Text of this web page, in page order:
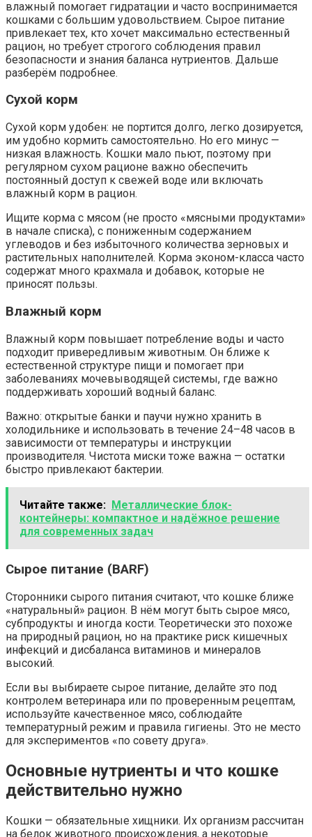
влажный помогает гидратации и часто воспринимается
кошками с большим удовольствием. Сырое питание
привлекает тех, кто хочет максимально естественный
рацион, но требует строгого соблюдения правил
безопасности и знания баланса нутриентов. Дальше
разберём подробнее.
Сухой корм
Сухой корм удобен: не портится долго, легко дозируется,
им удобно кормить самостоятельно. Но его минус —
низкая влажность. Кошки мало пьют, поэтому при
регулярном сухом рационе важно обеспечить
постоянный доступ к свежей воде или включать
влажный корм в рацион.
Ищите корма с мясом (не просто «мясными продуктами»
в начале списка), с пониженным содержанием
углеводов и без избыточного количества зерновых и
растительных наполнителей. Корма эконом-класса часто
содержат много крахмала и добавок, которые не
приносят пользы.
Влажный корм
Влажный корм повышает потребление воды и часто
подходит привередливым животным. Он ближе к
естественной структуре пищи и помогает при
заболеваниях мочевыводящей системы, где важно
поддерживать хороший водный баланс.
Важно: открытые банки и паучи нужно хранить в
холодильнике и использовать в течение 24–48 часов в
зависимости от температуры и инструкции
производителя. Чистота миски тоже важна — остатки
быстро привлекают бактерии.
Читайте также: Металлические блок-
контейнеры: компактное и надёжное решение
для современных задач
Сырое питание (BARF)
Сторонники сырого питания считают, что кошке ближе
«натуральный» рацион. В нём могут быть сырое мясо,
субпродукты и иногда кости. Теоретически это похоже
на природный рацион, но на практике риск кишечных
инфекций и дисбаланса витаминов и минералов
высокий.
Если вы выбираете сырое питание, делайте это под
контролем ветеринара или по проверенным рецептам,
используйте качественное мясо, соблюдайте
температурный режим и правила гигиены. Это не место
для экспериментов «по совету друга».
Основные нутриенты и что кошке
действительно нужно
Кошки — обязательные хищники. Их организм рассчитан
на белок животного происхождения, а некоторые